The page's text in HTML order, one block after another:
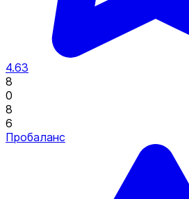
4.63
8
0
8
6
Пробаланс